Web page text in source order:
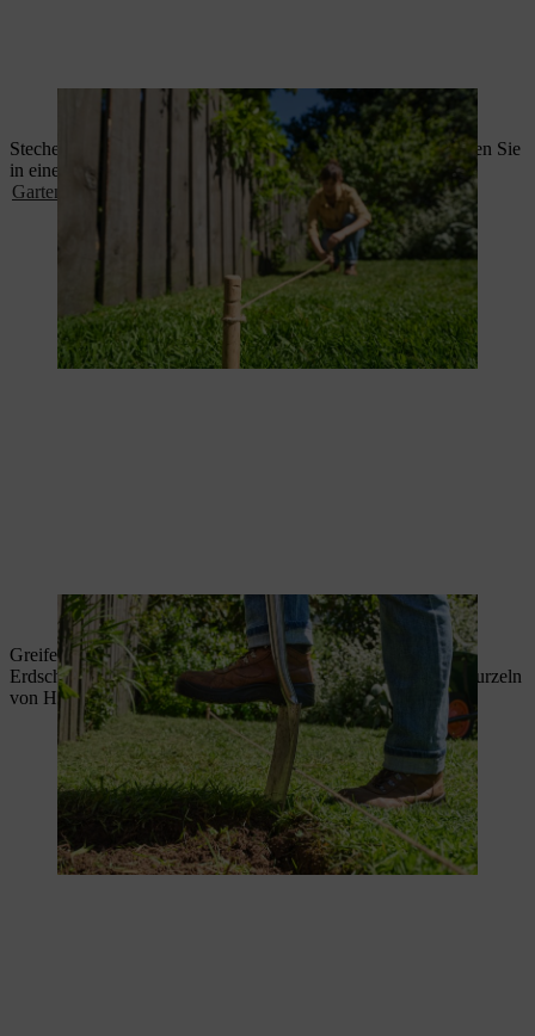
Die geplante Beetgrenze wird abgesteckt.
Stechen Sie nun Grassoden mit einem Spaten ab – diese können Sie
in einer Schubkarre wegbringen undkompostieren oder als
Gartenabfall entsorgen
Die Grasnarbe wird abgestochen.
Greifen Sie nun zu einem Rechen und glätten Sie die obere
Erdschicht. Entfernen Sie zusätzlich alle groben Steine und Wurzeln
von Hand.